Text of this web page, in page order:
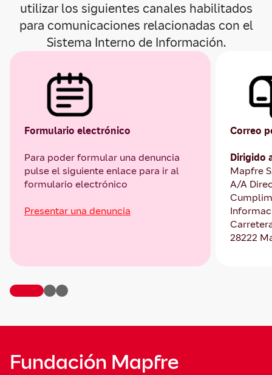
utilizar los siguientes canales habilitados
para comunicaciones relacionadas con el
Sistema Interno de Información.
Formulario electrónico
Para poder formular una denuncia
pulse el siguiente enlace para ir al
formulario electrónico
Presentar una denuncia
Correo
Dirigido
Mapfre
A/A
28222
Fundación Mapfre